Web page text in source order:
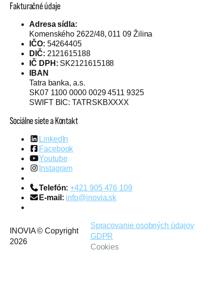
Fakturačné údaje
Adresa sídla:
Komenského 2622/48, 011 09 Žilina
IČO: 54264405
DIČ: 2121615188
IČ DPH: SK2121615188
IBAN
Tatra banka, a.s.
SK07 1100 0000 0029 4511 9325
SWIFT BIC: TATRSKBXXXX
Sociálne siete a Kontakt
LinkedIn
Facebook
Youtube
Instagram
Telefón: +421 905 476 109
E-mail: info@inovia.sk
INOVIA © Copyright
2026
Spracovanie osobných údajov
GDPR
Cookies